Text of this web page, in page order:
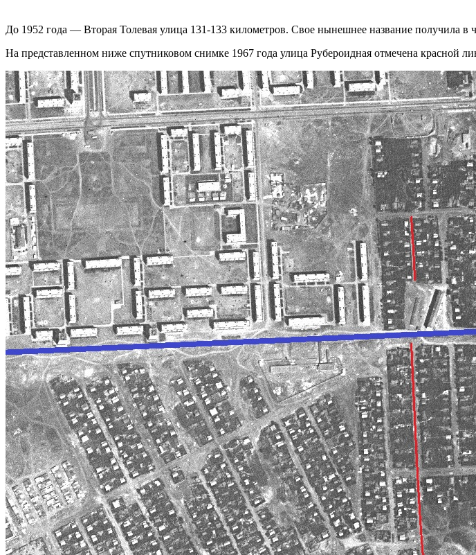
До 1952 года — Вторая Толевая улица 131-133 километров. Свое нынешнее название получила в
На представленном ниже спутниковом снимке 1967 года улица Рубероидная отмечена красной